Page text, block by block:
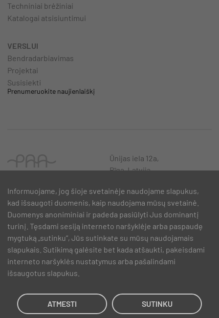
Techniniai brėžiniai
Katalogai atsisiuntimui
VERSLUI
Bendradarbiavimas
Projektai
Susisiekti
Prenumeruokite naujienlaiškį
Ūnijas iela 12a,
Rīga, Latvija
saņemšanu pasākuma “Atbalsts MVU inovatīvas uzņēmējdarbības
attīstībai”, ko līdzfinansē Eiropas Reģionālās attīstības fonds.
Informuojame, jog šioje svetainėje naudojame slapukus,
kad išsaugoti duomenis, kaip naudojama mūsų svetainė.
Duomenys anoniminiai ir padeda pasiūlyti Jus dominantį
turinį. Tęsdami sesiją interneto naršyklėje arba paspaudę
mygtuką „sutinku“, Jūs sutinkate su mūsų naudojamais
slapukais. Sutikimą galėsite bet kada atšaukti, pakeisdami
interneto naršyklės nustatymus arba pašalindami
išsaugotus slapukus.
ATMESTI SUTINKU